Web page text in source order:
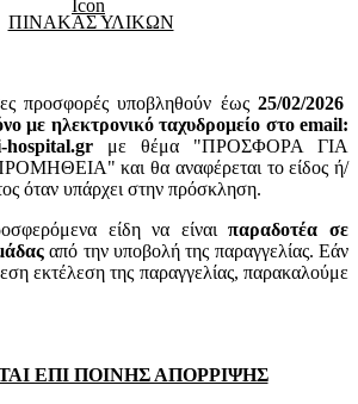
ΠΙΝΑΚΑΣ ΥΛΙΚΩΝ
προσφορές υποβληθούν έως 25/02/2026
με ηλεκτρονικό ταχυδρομείο στο email:
hospital.gr με θέμα "ΠΡΟΣΦΟΡΑ ΓΙΑ
και θα αναφέρεται το είδος ή/
όταν υπάρχει στην πρόσκληση.
είδη να είναιπαραδοτέα σε
από την υποβολή της παραγγελίας. Εάν
εκτέλεση της παραγγελίας, παρακαλούμε
ΕΠΙ ΠΟΙΝΗΣ ΑΠΟΡΡΙΨΗΣ